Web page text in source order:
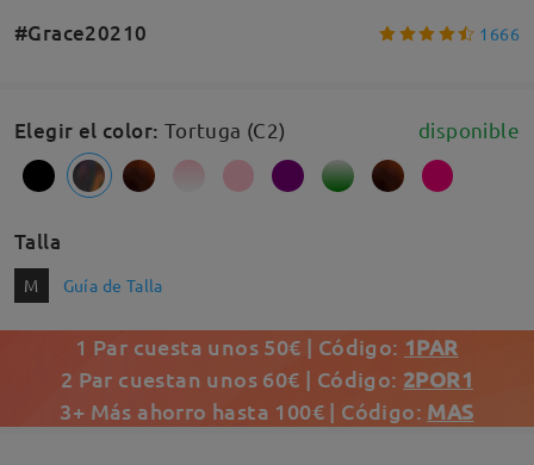
#Grace20210 1666
Elegir el color: Tortuga (C2) disponible
Talla
M Guía de Talla
1 Par cuesta unos 50€ | Código: 1PAR
2 Par cuestan unos 60€ | Código: 2POR1
3+ Más ahorro hasta 100€ | Código: MAS